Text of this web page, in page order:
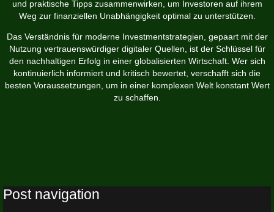
und praktische Tipps zusammenwirken, um Investoren auf ihrem
Weg zur finanziellen Unabhängigkeit optimal zu unterstützen.
Das Verständnis für moderne Investmentstrategien, gepaart mit der
Nutzung vertrauenswürdiger digitaler Quellen, ist der Schlüssel für
den nachhaltigen Erfolg in einer globalisierten Wirtschaft. Wer sich
kontinuierlich informiert und kritisch bewertet, verschafft sich die
besten Voraussetzungen, um in einer komplexen Welt konstant Wert
zu schaffen.
Post navigation